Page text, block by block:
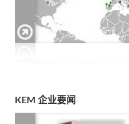
KEM 企业要闻